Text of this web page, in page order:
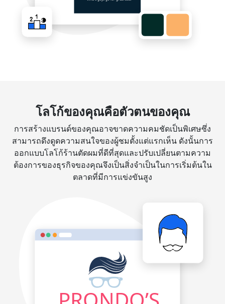
โลโก้ของคุณคือตัวตนของคุณ
การสร้างแบรนด์ของคุณอาจขาดความคมชัดเป็นพิเศษซึ่ง
สามารถดึงดูดความสนใจของผู้ชมตั้งแต่แรกเห็น ดังนั้นการ
ออกแบบโลโก้ร้านตัดผมที่ดีที่สุดและปรับเปลี่ยนตามความ
ต้องการของธุรกิจของคุณจึงเป็นสิ่งจำเป็นในการเริ่มต้นใน
ตลาดที่มีการแข่งขันสูง